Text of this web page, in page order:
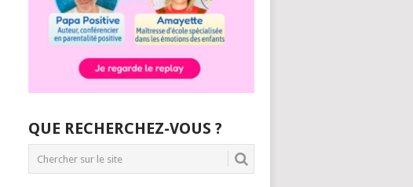
QUE RECHERCHEZ-VOUS ?